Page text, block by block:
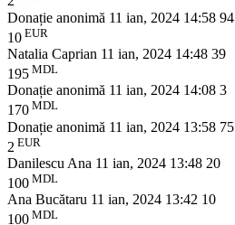
Donație anonimă 11 ian, 2024 14:58 94
10 EUR
Natalia Caprian 11 ian, 2024 14:48 39
195 MDL
Donație anonimă 11 ian, 2024 14:08 3
170 MDL
Donație anonimă 11 ian, 2024 13:58 75
2 EUR
Danilescu Ana 11 ian, 2024 13:48 20
100 MDL
Ana Bucătaru 11 ian, 2024 13:42 10
100 MDL